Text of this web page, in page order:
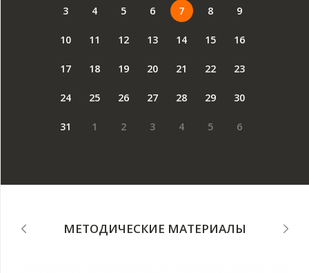
3 4 5 6 7 8 9
10 11 12 13 14 15 16
17 18 19 20 21 22 23
24 25 26 27 28 29 30
31 1 2 3 4 5 6
МЕТОДИЧЕСКИЕ МАТЕРИАЛЫ